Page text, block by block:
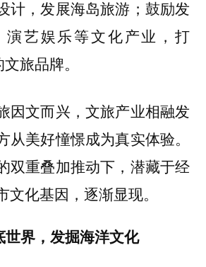
计，发展海岛旅游；鼓励发
演艺娱乐等文化产业，打
旅品牌。
因文而兴，文旅产业相融发
从美好憧憬成为真实体验。
双重叠加推动下，潜藏于经
化基因，逐渐显现。
世界，发掘海洋文化